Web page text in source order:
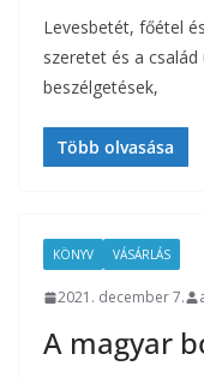
Levesbetét, főétel
szeretet és a
beszélgetések,
Több olvasása
KÖNYV VÁSÁRLÁS
2021. december 7.
A magyar